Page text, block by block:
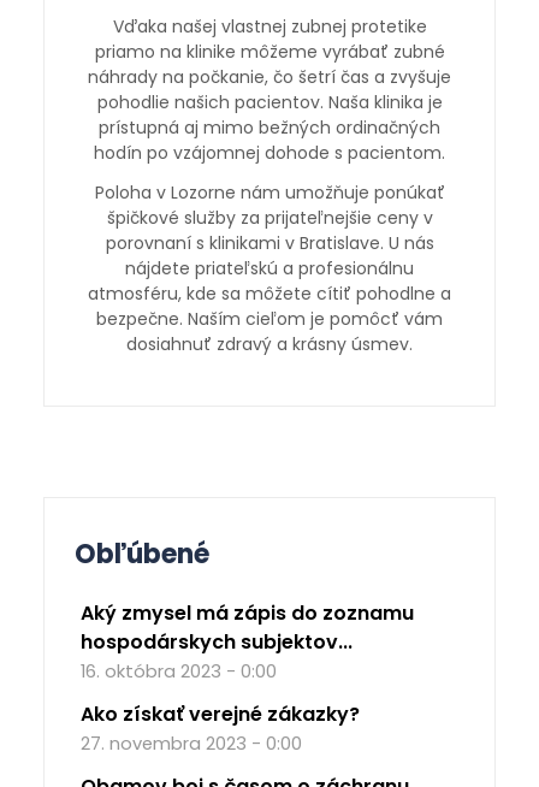
Vďaka našej vlastnej zubnej protetike
priamo na klinike môžeme vyrábať zubné
náhrady na počkanie, čo šetrí čas a zvyšuje
pohodlie našich pacientov. Naša klinika je
prístupná aj mimo bežných ordinačných
hodín po vzájomnej dohode s pacientom.
Poloha v Lozorne nám umožňuje ponúkať
špičkové služby za prijateľnejšie ceny v
porovnaní s klinikami v Bratislave. U nás
nájdete priateľskú a profesionálnu
atmosféru, kde sa môžete cítiť pohodlne a
bezpečne. Naším cieľom je pomôcť vám
dosiahnuť zdravý a krásny úsmev.
Obľúbené
Aký zmysel má zápis do zoznamu
hospodárskych subjektov...
16. októbra 2023 - 0:00
Ako získať verejné zákazky?
27. novembra 2023 - 0:00